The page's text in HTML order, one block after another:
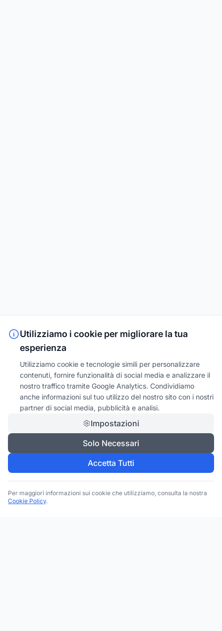
Utilizziamo i cookie per migliorare la tua
esperienza
Utilizziamo cookie e tecnologie simili per personalizzare
contenuti, fornire funzionalità di social media e analizzare il
nostro traffico tramite Google Analytics. Condividiamo
anche informazioni sul tuo utilizzo del nostro sito con i nostri
partner di social media, pubblicità e analisi.
Impostazioni
Solo Necessari
Accetta Tutti
Per maggiori informazioni sui cookie che utilizziamo, consulta la nostra
Cookie Policy.